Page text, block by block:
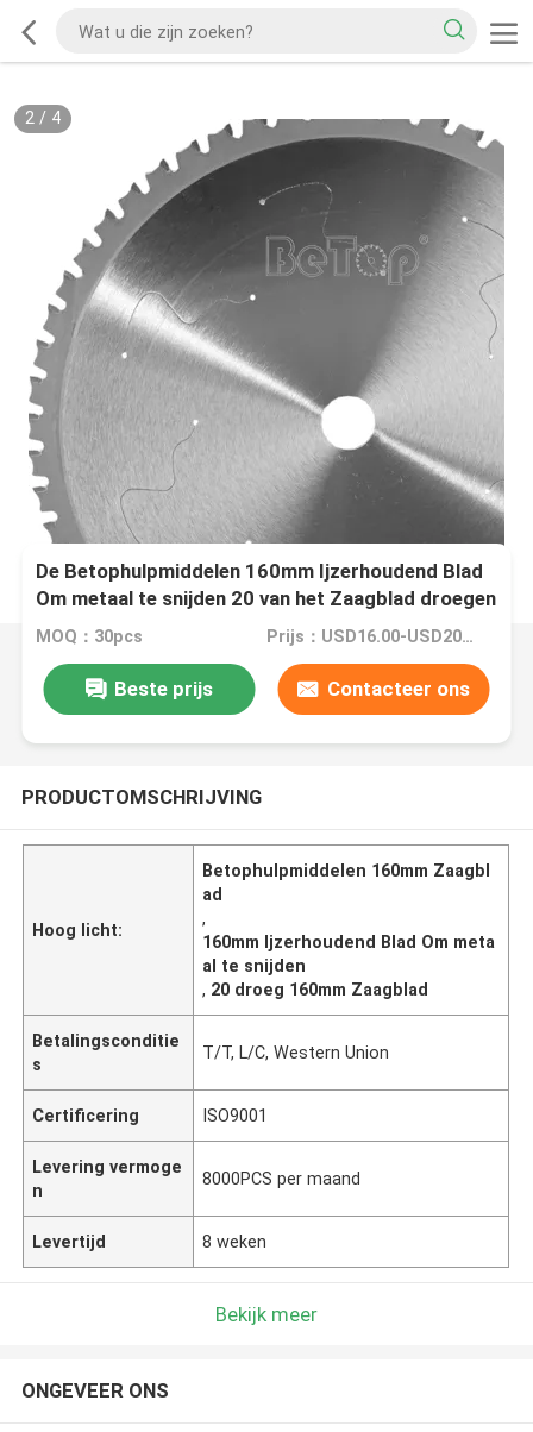
2/ 4
De Betophulpmiddelen 160mm Ijzerhoudend Blad
Om metaal te snijden 20 van het Zaagblad droegen
MOQ：30pcs Prijs：USD16.00-USD200.00
Beste prijs Contacteer ons
PRODUCTOMSCHRIJVING
Hoog licht:
Betophulpmiddelen 160mm Zaagbl
ad
,
160mm Ijzerhoudend Blad Om meta
al te snijden
, 20 droeg 160mm Zaagblad
Betalingsconditie
s
T/T, L/C, Western Union
Certificering ISO9001
Levering vermoge
n
8000PCS per maand
Levertijd 8 weken
Bekijk meer
ONGEVEER ONS